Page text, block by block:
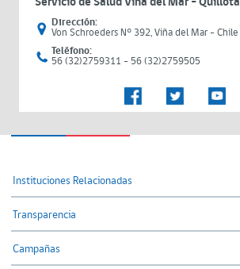
Dirección:
Von Schroeders N° 392, Viña del Mar - Chile
Teléfono:
56 (32)2759311 - 56 (32)2759505
Instituciones Relacionadas
Transparencia
Campañas